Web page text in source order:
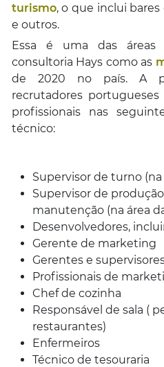
turismo, o que inclui
e outros.
Essa é uma das
consultoria Hays como as
de 2020 no país. A
recrutadores
profissionais nas
técnico:
Supervisor de turno
Supervisor de
manutenção (na área
Desenvolvedores,
Gerente de marketing
Gerentes e
Profissionais de
Chef de cozinha
Responsável de sala (
restaurantes)
Enfermeiros
Técnico de tesouraria